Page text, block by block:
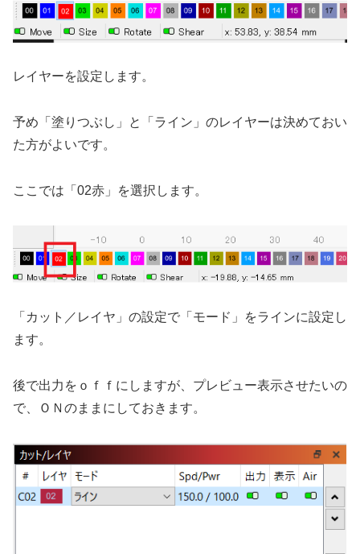
レイヤーを設定します。
予め「塗りつぶし」と「ライン」のレイヤーは決めておい
た方がよいです。
ここでは「02赤」を選択します。
「カット／レイヤ」の設定で「モード」をラインに設定し
ます。
後で出力をｏｆｆにしますが、プレビュー表示させたいの
で、ＯＮのままにしておきます。